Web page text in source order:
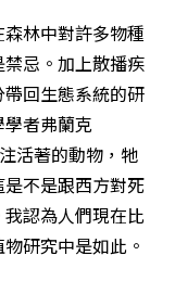
林中對許多物種
忌。加上散播疾
回生態系統的研
者弗蘭克
活著的動物，牠
不是跟西方對死
認為人們現在比
研究中是如此。